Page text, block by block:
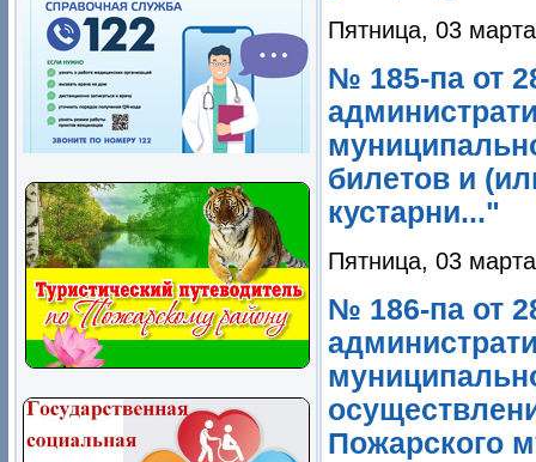
Пятница, 03
№ 185-па от
билетов и
кустарни..."
Пятница, 03
№ 186-па от
Пожарского